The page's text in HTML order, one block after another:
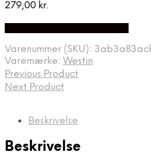
279,00 kr.
Varenummer (SKU):
Varemærke: Westin
Previous Product
Next Product
Beskrivelse
Beskrivelse